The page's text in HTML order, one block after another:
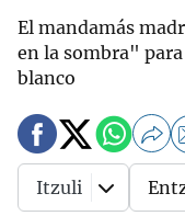
El mandamás
en la sombra"
blanco
Itzuli